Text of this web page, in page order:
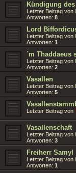
Kündigung
Letzter Beitrag von
Antworten: 8
Lord
Letzter Beitrag von
Antworten: 1
´m Thaddaeus
Letzter Beitrag von
Antworten: 2
Vasallen
Letzter Beitrag von
Antworten: 5
Letzter Beitrag von
Vasallenschaft
Letzter Beitrag von
Antworten: 3
Freiherr Samyl
Letzter Beitrag von
Antworten: 1